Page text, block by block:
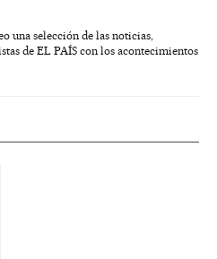
una selección de las noticias,
de EL PAÍS con los acontecimientos